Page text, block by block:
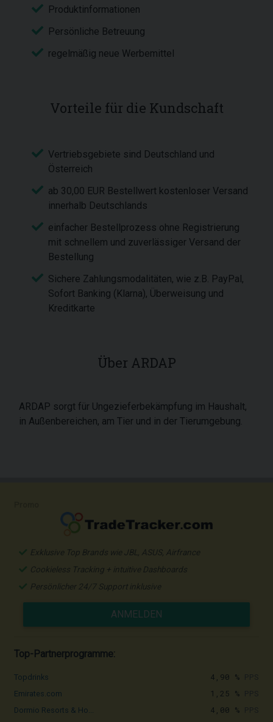
Produktinformationen
Persönliche Betreuung
regelmäßig neue Werbemittel
Vorteile für die Kundschaft
Vertriebsgebiete sind Deutschland und
Österreich
ab 30,00 EUR Bestellwert kostenloser Versand
innerhalb Deutschlands
einfacher Bestellprozess ohne Registrierung
mit schnellem und zuverlässiger Versand der
Bestellung
Sichere Zahlungsmodalitäten, wie z.B. PayPal,
Sofort Banking (Klarna), Überweisung und
Kreditkarte
Über ARDAP
ARDAP sorgt für Ungezieferbekämpfung im Haushalt,
in Außenbereichen, am Tier und in der Tierumgebung.
Exklusive Top Brands wie JBL, ASUS, Airfrance
Cookieless Tracking + intuitive Dashboards
Persönlicher 24/7 Support inklusive
ANMELDEN
Top-Partnerprogramme:
Topdrinks 4,90 %
Emirates.com 1,25 %
Dormio Resorts & Ho... 4,00 %